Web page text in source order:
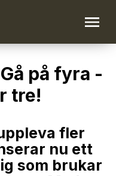
på fyra -
tre!
fler
nu ett
som brukar